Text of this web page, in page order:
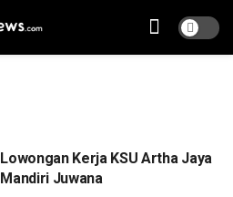
Lowongan Kerja KSU Artha Jaya
Mandiri Juwana